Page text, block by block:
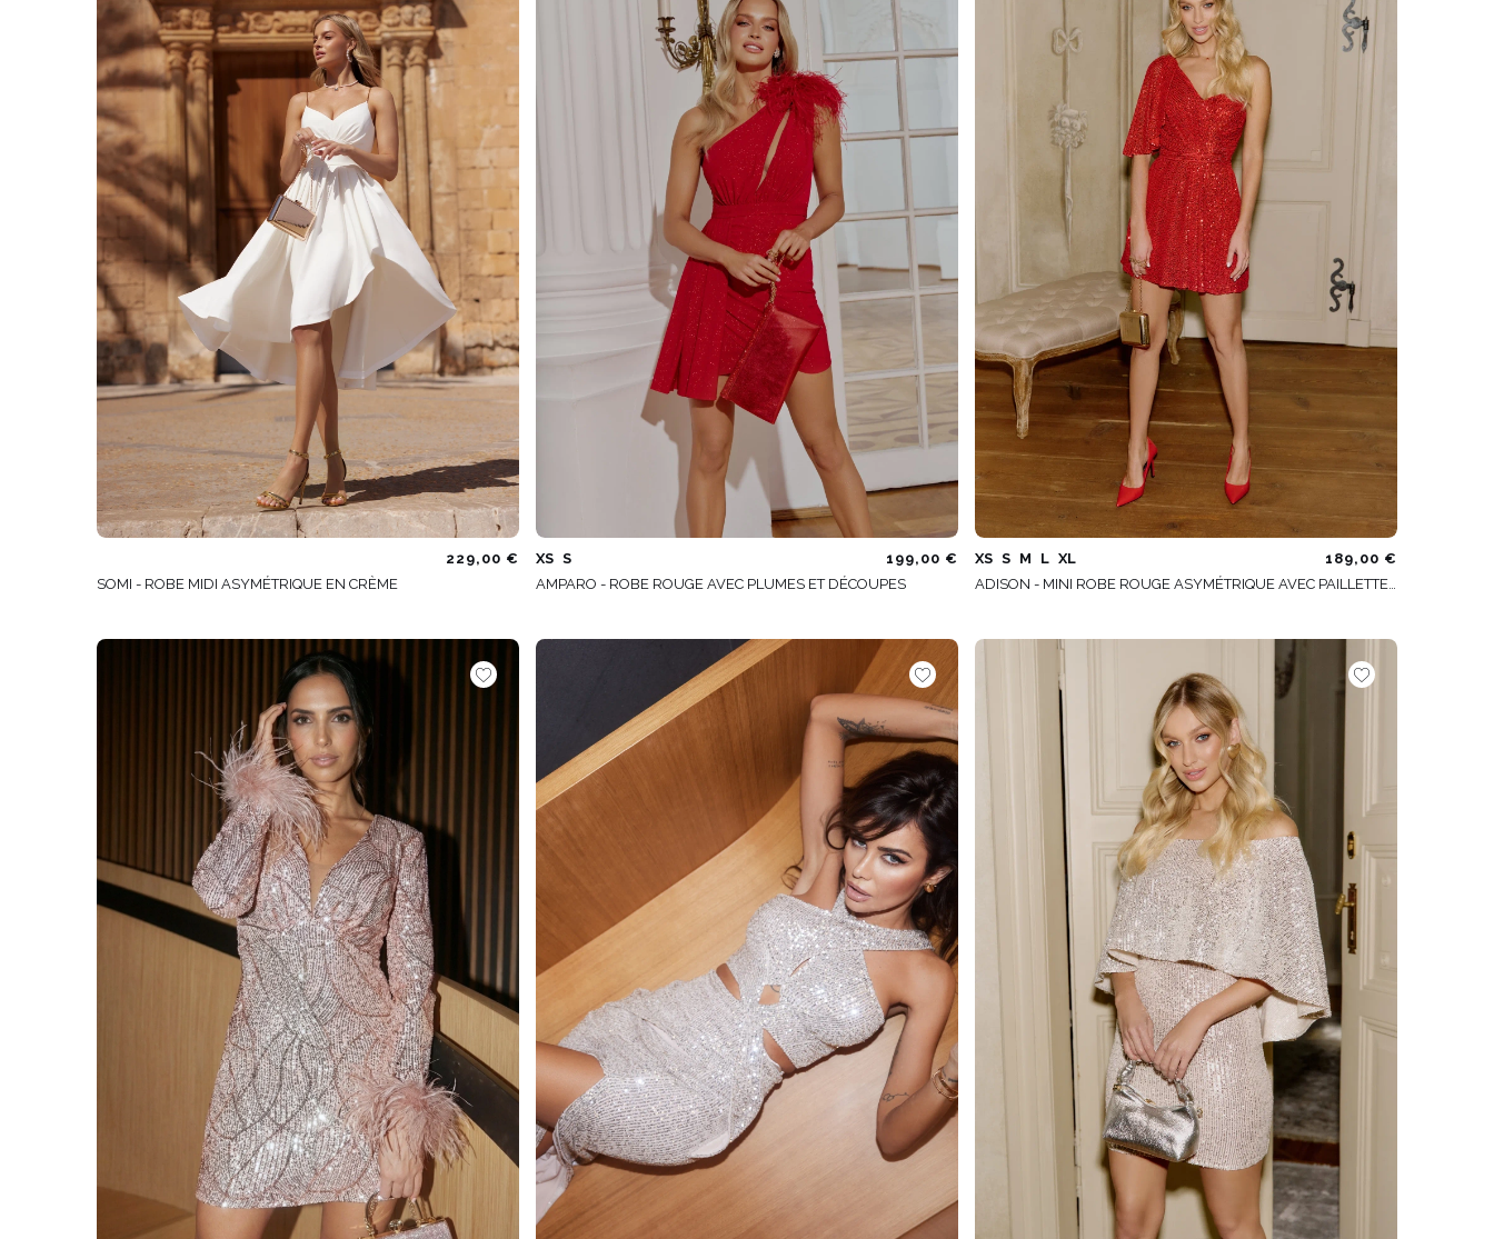
229,00 €
SOMI - ROBE MIDI ASYMÉTRIQUE EN CRÈME
XS S
199,00 €
AMPARO - ROBE ROUGE AVEC PLUMES ET DÉCOUPES
XS S M L XL
189,00 €
ADISON - MINI ROBE ROUGE ASYMÉTRIQUE AVEC PAILLETTES